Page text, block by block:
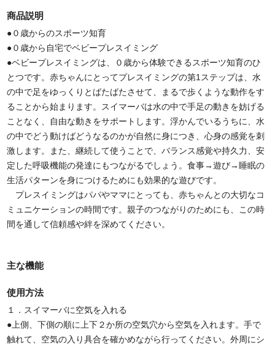
商品説明
●０歳からのスポーツ知育
●０歳から自宅でベビープレスイミング
●ベビープレスイミングは、０歳から体験できるスポーツ知育のひ
とつです。赤ちゃんにとってプレスイミングの第1ステップは、水
の中で足をゆっくりとばたばたさせて、まるで歩くような動作をす
ることから始まります。スイマーバは水の中で手足の動きを妨げる
ことなく、自由な動きをサポートします。浮かんでいるうちに、水
の中でどう動けばどうなるのかが自然に身につき、心身の感覚を刺
激します。また、継続して使うことで、バランス感覚や持久力、安
定した呼吸機能の発達にもつながるでしょう。食事→遊び→睡眠の
生活パターンを身につけるためにも効果的な遊びです。
プレスイミングはパパやママにとっても、赤ちゃんとの大切なコ
ミュニケーションの時間です。親子のつながりのためにも、この時
間を通して信頼感や絆を深めてください。
主な機能
使用方法
１．スイマーバに空気を入れる
●上側、下側の順に上下２か所の空気穴から空気を入れます。手で
触れて、空気の入り具合を確かめながら行ってください。外周にシ